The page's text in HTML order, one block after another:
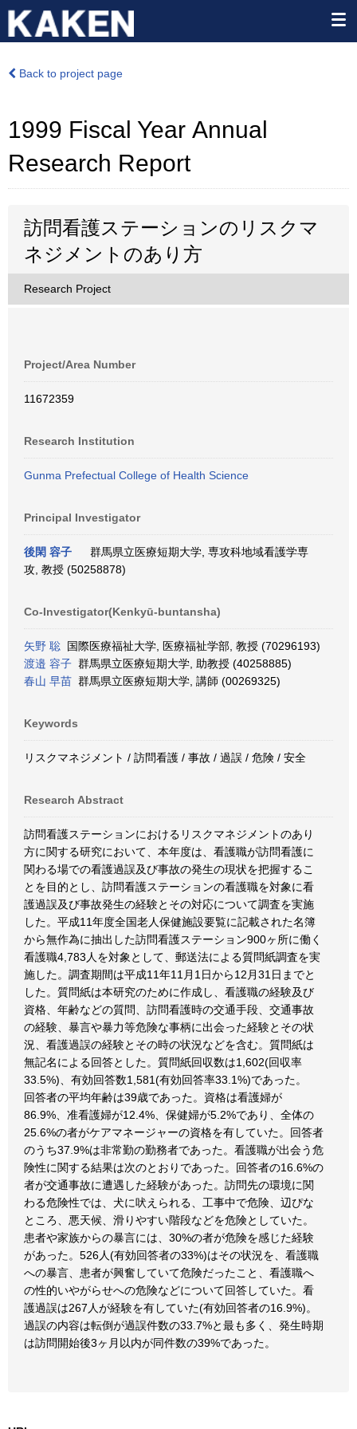
Back to project page
1999 Fiscal Year Annual
Research Report
訪問看護ステーションのリスクマ
ネジメントのあり方
Research Project
Project/Area Number
11672359
Research Institution
Gunma Prefectual College of Health Science
Principal Investigator
後閑 容子
群馬県立医療短期大学, 専攻科地域看護学専
攻, 教授 (50258878)
Co-Investigator(Kenkyū-buntansha)
矢野 聡 国際医療福祉大学, 医療福祉学部, 教授 (70296193)
渡邉 容子 群馬県立医療短期大学, 助教授 (40258885)
春山 早苗 群馬県立医療短期大学, 講師 (00269325)
Keywords
リスクマネジメント / 訪問看護 / 事故 / 過誤 / 危険 / 安全
Research Abstract
訪問看護ステーションにおけるリスクマネジメントのあり
方に関する研究において、本年度は、看護職が訪問看護に
関わる場での看護過誤及び事故の発生の現状を把握するこ
とを目的とし、訪問看護ステーションの看護職を対象に看
護過誤及び事故発生の経験とその対応について調査を実施
した。平成11年度全国老人保健施設要覧に記載された名簿
から無作為に抽出した訪問看護ステーション900ヶ所に働く
看護職4,783人を対象として、郵送法による質問紙調査を実
施した。調査期間は平成11年11月1日から12月31日までと
した。質問紙は本研究のために作成し、看護職の経験及び
資格、年齢などの質問、訪問看護時の交通手段、交通事故
の経験、暴言や暴力等危険な事柄に出会った経験とその状
況、看護過誤の経験とその時の状況などを含む。質問紙は
無記名による回答とした。質問紙回収数は1,602(回収率
33.5%)、有効回答数1,581(有効回答率33.1%)であった。
回答者の平均年齢は39歳であった。資格は看護婦が
86.9%、准看護婦が12.4%、保健婦が5.2%であり、全体の
25.6%の者がケアマネージャーの資格を有していた。回答者
のうち37.9%は非常勤の勤務者であった。看護職が出会う危
険性に関する結果は次のとおりであった。回答者の16.6%の
者が交通事故に遭遇した経験があった。訪問先の環境に関
わる危険性では、犬に吠えられる、工事中で危険、辺ぴな
ところ、悪天候、滑りやすい階段などを危険としていた。
患者や家族からの暴言には、30%の者が危険を感じた経験
があった。526人(有効回答者の33%)はその状況を、看護職
への暴言、患者が興奮していて危険だったこと、看護職へ
の性的いやがらせへの危険などについて回答していた。看
護過誤は267人が経験を有していた(有効回答者の16.9%)。
過誤の内容は転倒が過誤件数の33.7%と最も多く、発生時期
は訪問開始後3ヶ月以内が同件数の39%であった。